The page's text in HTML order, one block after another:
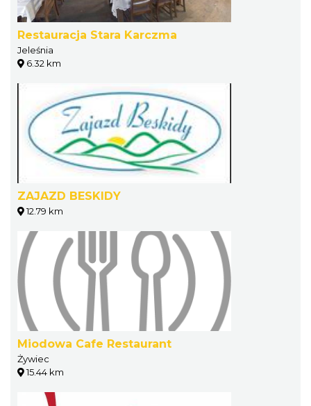
Restauracja Stara Karczma
Jeleśnia
6.32 km
ZAJAZD BESKIDY
12.79 km
Miodowa Cafe Restaurant
Żywiec
15.44 km